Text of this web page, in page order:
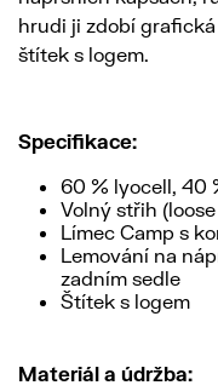
hrudi ji zdobí
štítek s logem.
Specifikace:
60 % lyocell, 40
Volný střih
Límec Camp s
Lemování na
zadním sedle
Štítek s logem
Materiál a údržba: